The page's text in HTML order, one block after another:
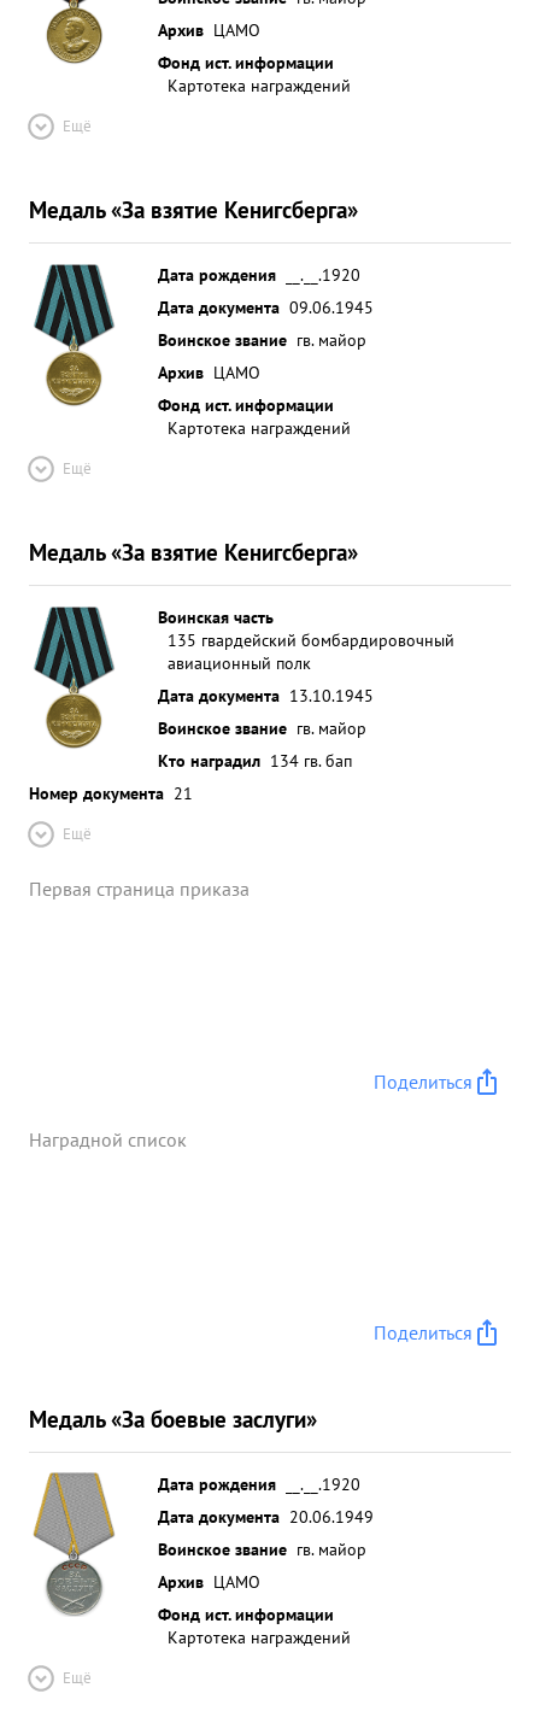
Архив ЦАМО
Фонд ист. информации
Картотека награждений
Ещё
Медаль «За взятие Кенигсберга»
Дата рождения
__.__.1920
Дата документа 09.06.1945
Воинское звание гв. майор
Архив ЦАМО
Фонд ист. информации
Картотека награждений
Ещё
Медаль «За взятие Кенигсберга»
Воинская часть
135 гвардейский бомбардировочный
авиационный полк
Дата документа 13.10.1945
Воинское звание гв. майор
Кто наградил 134 гв. бап
Номер документа 21
Ещё
Первая страница приказа
Поделиться
Наградной список
Поделиться
Медаль «За боевые заслуги»
Дата рождения
__.__.1920
Дата документа 20.06.1949
Воинское звание гв. майор
Архив ЦАМО
Фонд ист. информации
Картотека награждений
Ещё